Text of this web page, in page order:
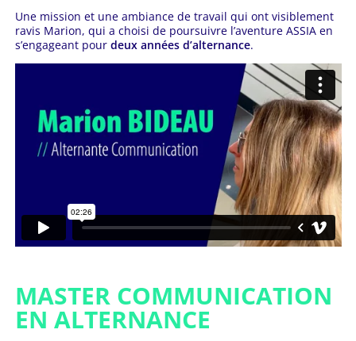
Une mission et une ambiance de travail qui ont visiblement
ravis Marion, qui a choisi de poursuivre l’aventure ASSIA en
s’engageant pour deux années d’alternance.
MASTER COMMUNICATION
EN ALTERNANCE